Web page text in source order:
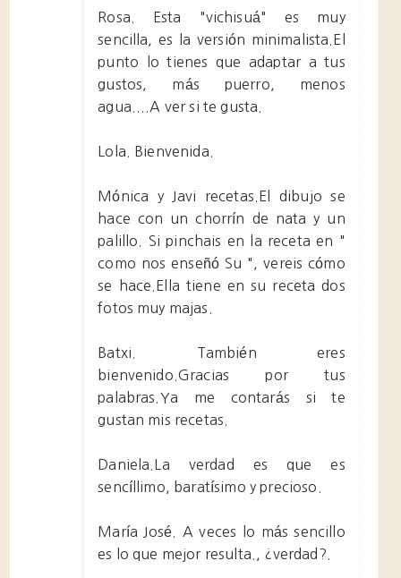
Rosa. Esta "vichisuá" es muy
sencilla, es la versión minimalista.El
punto lo tienes que adaptar a tus
gustos, más puerro, menos
agua....A ver si te gusta.
Lola. Bienvenida.
Mónica y Javi recetas.El dibujo se
hace con un chorrín de nata y un
palillo. Si pinchais en la receta en "
como nos enseñó Su ", vereis cómo
se hace.Ella tiene en su receta dos
fotos muy majas.
Batxi. También eres
bienvenido.Gracias por tus
palabras.Ya me contarás si te
gustan mis recetas.
Daniela.La verdad es que es
sencíllimo, baratísimo y precioso.
María José. A veces lo más sencillo
es lo que mejor resulta., ¿verdad?.